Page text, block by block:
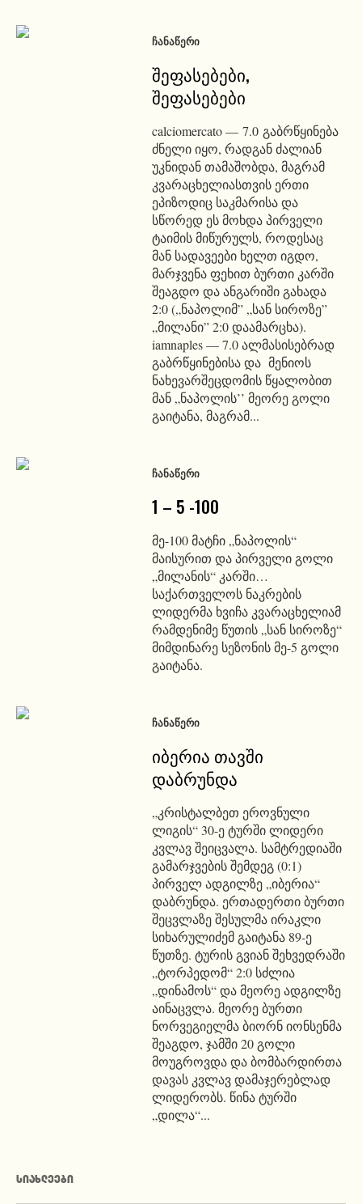
ᲩᲐᲜᲐᲬᲔᲠᲘ
შეფასებები,
შეფასებები
calciomercato — 7.0 გაბრწყინება
ძნელი იყო, რადგან ძალიან
უკნიდან თამაშობდა, მაგრამ
კვარაცხელიასთვის ერთი
ეპიზოდიც საკმარისა და
სწორედ ეს მოხდა პირველი
ტაიმის მიწურულს, როდესაც
მან სადავეები ხელთ იგდო,
მარჯვენა ფეხით ბურთი კარში
შეაგდო და ანგარიში გახადა
2:0 („ნაპოლიმ” „სან სიროზე”
„მილანი” 2:0 დაამარცხა).
iamnaples — 7.0 ალმასისებრად
გაბრწყინებისა და მენიოს
ნახევარშეცდომის წყალობით
მან „ნაპოლის’’ მეორე გოლი
გაიტანა, მაგრამ...
ᲩᲐᲜᲐᲬᲔᲠᲘ
1 – 5 -100
მე-100 მატჩი „ნაპოლის“
მაისურით და პირველი გოლი
„მილანის“ კარში…
საქართველოს ნაკრების
ლიდერმა ხვიჩა კვარაცხელიამ
რამდენიმე წუთის „სან სიროზე“
მიმდინარე სეზონის მე-5 გოლი
გაიტანა.
ᲩᲐᲜᲐᲬᲔᲠᲘ
იბერია თავში
დაბრუნდა
„კრისტალბეთ ეროვნული
ლიგის“ 30-ე ტურში ლიდერი
კვლავ შეიცვალა. სამტრედიაში
გამარჯვების შემდეგ (0:1)
პირველ ადგილზე „იბერია“
დაბრუნდა. ერთადერთი ბურთი
შეცვლაზე შესულმა ირაკლი
სიხარულიძემ გაიტანა 89-ე
წუთზე. ტურის გვიან შეხვედრაში
„ტორპედომ“ 2:0 სძლია
„დინამოს“ და მეორე ადგილზე
აინაცვლა. მეორე ბურთი
ნორვეგიელმა ბიორნ იონსენმა
შეაგდო, ჯამში 20 გოლი
მოუგროვდა და ბომბარდირთა
დავას კვლავ დამაჯერებლად
ლიდერობს. წინა ტურში
„დილა“...
ᲡᲘᲐᲮᲚᲔᲔᲑᲘ